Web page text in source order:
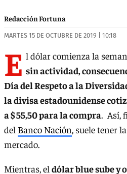
Redacción Fortuna
MARTES 15 DE OCTUBRE DE 2019 | 10:18
E l dólar comienza la
sin actividad,
Día del Respeto a la
la divisa estadounidense
a $ 55,50 para la compra. Así,
del Banco Nación, suele tener
mercado.
Mientras, el dólar blue sube y